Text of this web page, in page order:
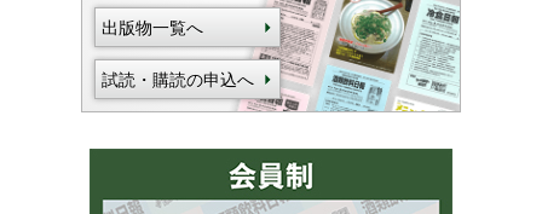
出版物一覧へ
試読・購読の申込へ